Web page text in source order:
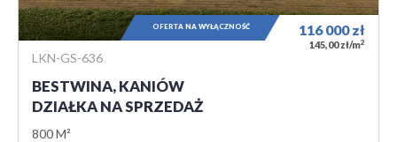
LKN-GS-636
BESTWINA, KANIÓW
DZIAŁKA NA SPRZEDAŻ
800 M²
116 000zł
145,00 zł/m2
OFERTA NA WYŁĄCZNOŚĆ